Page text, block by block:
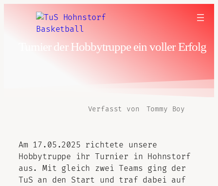
Turnier der Hobbytruppe ein voller Erfolg
Verfasst von Tommy Boy
Am 17.05.2025 richtete unsere
Hobbytruppe ihr Turnier in Hohnstorf
aus. Mit gleich zwei Teams ging der
TuS an den Start und traf dabei auf